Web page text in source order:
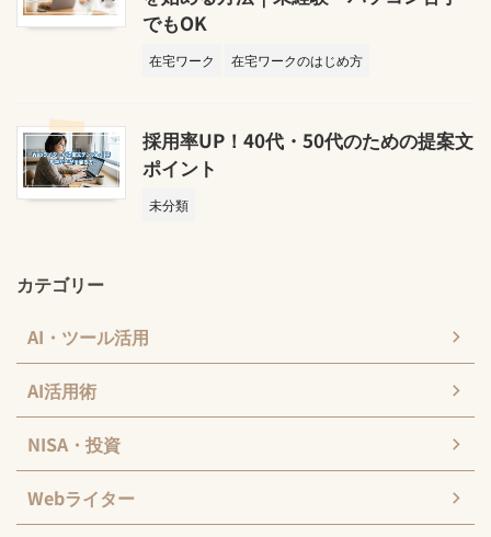
でもOK
在宅ワーク 在宅ワークのはじめ方
採用率UP！40代・50代のための提案文
ポイント
未分類
カテゴリー
AI・ツール活用
AI活用術
NISA・投資
Webライター